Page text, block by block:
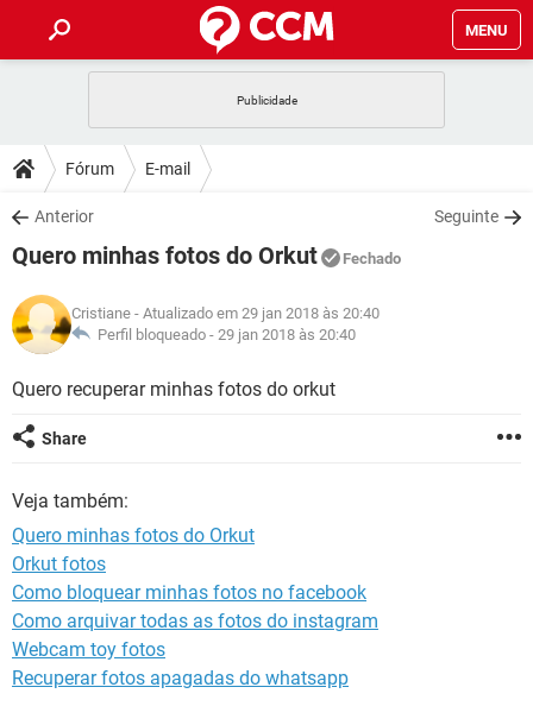
MENU
CELULAR
OUTLOOK
INSTAGRAM GMAIL
GUIA DE COMPRAS
DICAS
JOGOS
INSTAGRAM GMAIL
GUIA DE COMPRAS
DOWNLOADS
JOGOS WHATSAPP
CELULAR
OUTLOOK EXCEL
GMAIL
FÓRUM
JOGOS WHATSAPP
CELULAR
OUTLOOK EXCEL
INSTAGRAM
GLOSSÁRIO
WHATSAPP
INSTAGRAM
GUIA DE COMPRAS
Fórum E-mail
Anterior Seguinte
Quero minhas fotos do Orkut Fechado
Cristiane - Atualizado em 29 jan 2018 às 20:40
Perfil bloqueado - 29 jan 2018 às 20:40
Quero recuperar minhas fotos do orkut
Share
Veja também:
Quero minhas fotos do Orkut
Orkut fotos
Como bloquear minhas fotos no facebook
Como arquivar todas as fotos do instagram
Webcam toy fotos
Recuperar fotos apagadas do whatsapp